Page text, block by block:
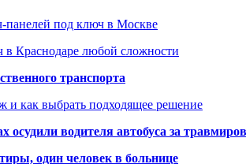
панелей под ключ в Москве
в Краснодаре любой сложности
транспорта
и как выбрать подходящее решение
водителя автобуса за
один человек в больнице